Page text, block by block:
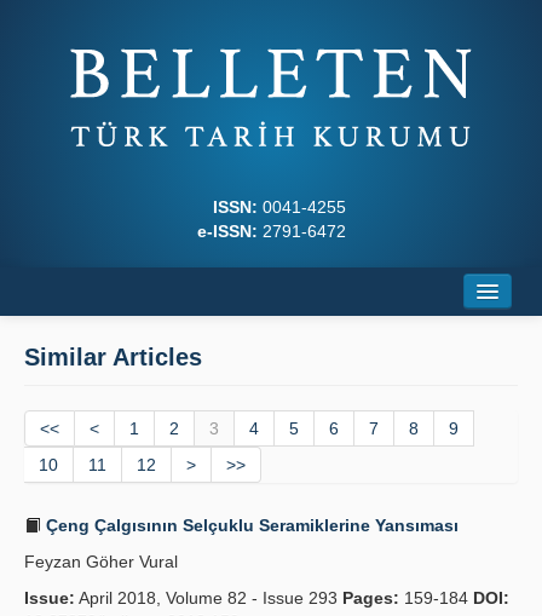
ISSN: 0041-4255
e-ISSN: 2791-6472
Journal Boards
Writing Rules
Principles
Publication Policies
Similar Articles
<< < 1 2 3 4 5 6 7 8
9
10
11 12 > >>
Çeng Çalgısının Selçuklu Seramiklerine Yansıması
Feyzan Göher Vural
Issue: April 2018, Volume 82 - Issue 293 Pages: 159-184 DOI: